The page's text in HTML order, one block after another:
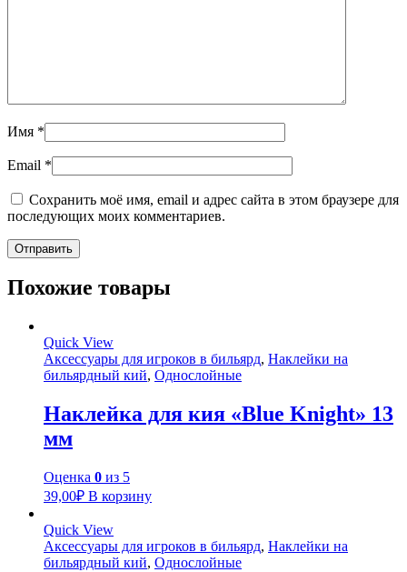
Имя *
Email *
Сохранить моё имя, email и адрес сайта в этом браузере для
последующих моих комментариев.
Похожие товары
Quick View
Аксессуары для игроков в бильярд, Наклейки на
бильярдный кий, Однослойные
Наклейка для кия «Blue Knight» 13
мм
Оценка 0 из 5
39,00₽ В корзину
Quick View
Аксессуары для игроков в бильярд, Наклейки на
бильярдный кий, Однослойные